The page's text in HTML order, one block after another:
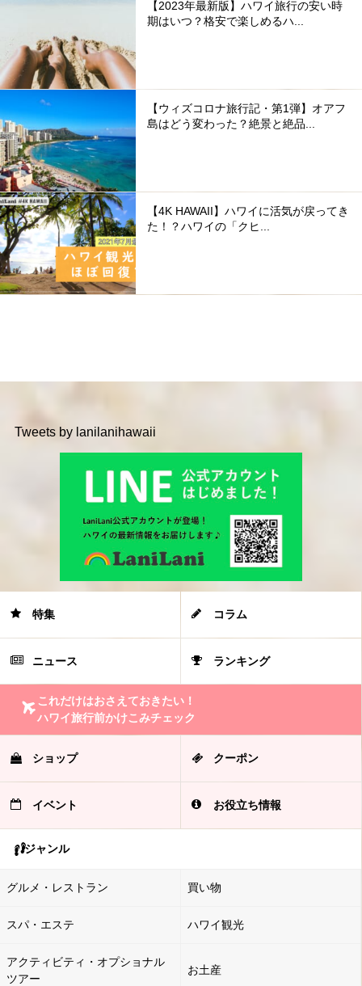
【2023年最新版】ハワイ旅行の安い時
期はいつ？格安で楽しめるハ...
【ウィズコロナ旅行記・第1弾】オアフ
島はどう変わった？絶景と絶品...
【4K HAWAII】ハワイに活気が戻ってき
た！？ハワイの「クヒ...
Tweets by lanilanihawaii
特集 コラム
ニュース ランキング
これだけはおさえておきたい！
ハワイ旅行前かけこみチェック
ショップ クーポン
イベント お役立ち情報
ジャンル
グルメ・レストラン 買い物
スパ・エステ ハワイ観光
アクティビティ・オプショナル
ツアー
お土産